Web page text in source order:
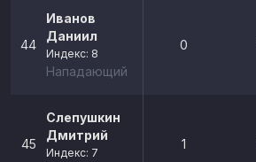
44
Иванов
Даниил
Индекс: 8
Нападающий
0
45
Слепушкин
Дмитрий
Индекс: 7
1